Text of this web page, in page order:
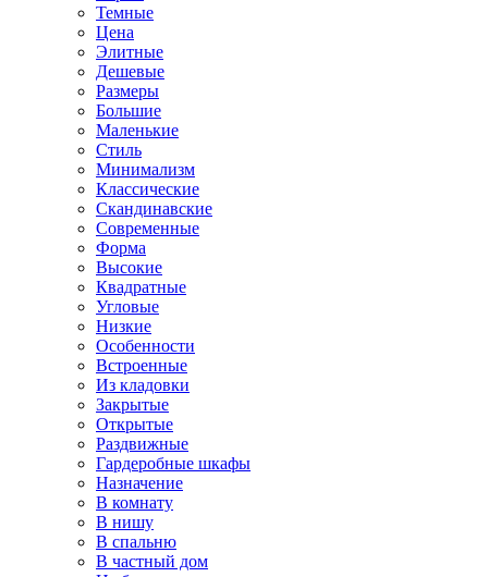
Темные
Цена
Элитные
Дешевые
Размеры
Большие
Маленькие
Стиль
Минимализм
Классические
Скандинавские
Современные
Форма
Высокие
Квадратные
Угловые
Низкие
Особенности
Встроенные
Из кладовки
Закрытые
Открытые
Раздвижные
Гардеробные шкафы
Назначение
В комнату
В нишу
В спальню
В частный дом